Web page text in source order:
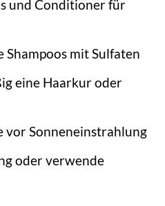
und Conditioner für
Shampoos mit Sulfaten
eine Haarkur oder
vor Sonneneinstrahlung
oder verwende